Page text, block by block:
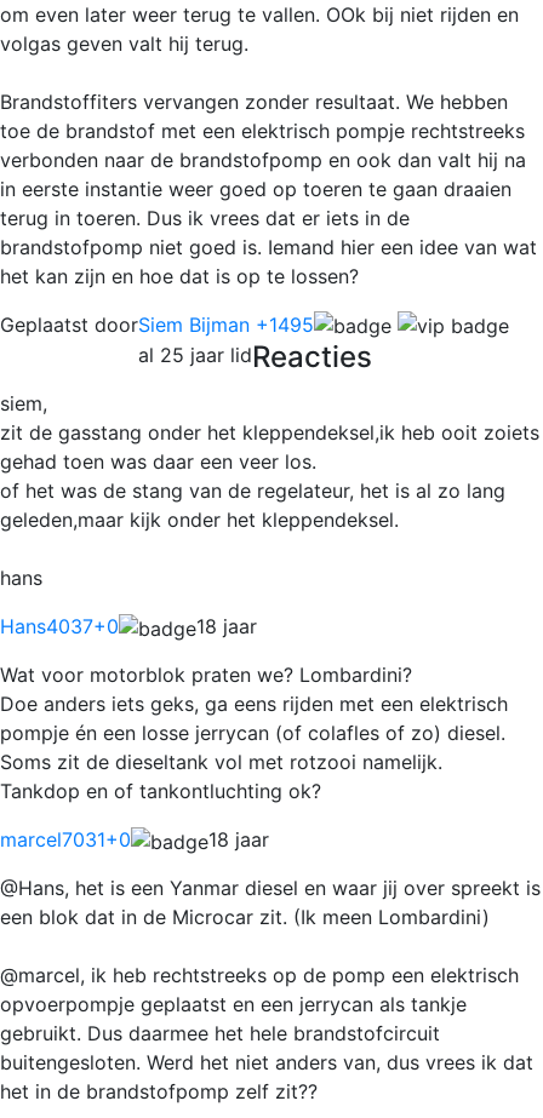
om even later weer terug te vallen. OOk bij niet rijden en
volgas geven valt hij terug.
Brandstoffiters vervangen zonder resultaat. We hebben
toe de brandstof met een elektrisch pompje rechtstreeks
verbonden naar de brandstofpomp en ook dan valt hij na
in eerste instantie weer goed op toeren te gaan draaien
terug in toeren. Dus ik vrees dat er iets in de
brandstofpomp niet goed is. Iemand hier een idee van wat
het kan zijn en hoe dat is op te lossen?
Geplaatst doorSiem Bijman +1495
al 25 jaar lidReacties
siem,
zit de gasstang onder het kleppendeksel,ik heb ooit zoiets
gehad toen was daar een veer los.
of het was de stang van de regelateur, het is al zo lang
geleden,maar kijk onder het kleppendeksel.
hans
Hans4037+0
18 jaar
Wat voor motorblok praten we? Lombardini?
Doe anders iets geks, ga eens rijden met een elektrisch
pompje én een losse jerrycan (of colafles of zo) diesel.
Soms zit de dieseltank vol met rotzooi namelijk.
Tankdop en of tankontluchting ok?
marcel7031+0
18 jaar
@Hans, het is een Yanmar diesel en waar jij over spreekt is
een blok dat in de Microcar zit. (Ik meen Lombardini)
@marcel, ik heb rechtstreeks op de pomp een elektrisch
opvoerpompje geplaatst en een jerrycan als tankje
gebruikt. Dus daarmee het hele brandstofcircuit
buitengesloten. Werd het niet anders van, dus vrees ik dat
het in de brandstofpomp zelf zit??